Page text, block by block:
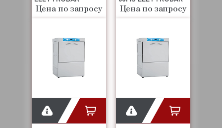
Цена по запросу Цена по запросу